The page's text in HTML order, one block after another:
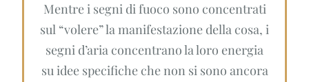
Mentre i segni di fuoco sono concentrati
sul “volere” la manifestazione della cosa, i
segni d’aria concentrano la loro energia
su idee specifiche che non si sono ancora